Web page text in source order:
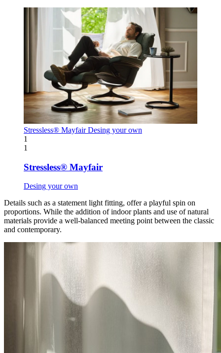
Stressless® Mayfair Desing your own
1
1
Stressless® Mayfair
Desing your own
Details such as a statement light fitting, offer a playful spin on
proportions. While the addition of indoor plants and use of natural
materials provide a well-balanced meeting point between the classic
and contemporary.​